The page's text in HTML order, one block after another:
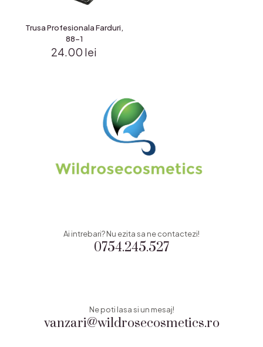
Trusa Profesionala Farduri,
88-1
24.00 lei
0754.245.527
Ai intrebari? Nu ezita sa ne contactezi!
vanzari@wildrosecosmetics.ro
Ne poti lasa si un mesaj!